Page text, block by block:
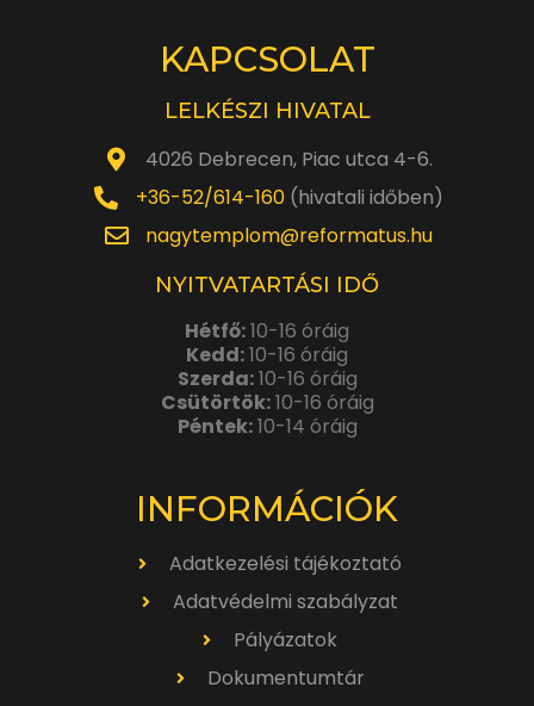
KAPCSOLAT
LELKÉSZI HIVATAL
4026 Debrecen, Piac utca 4-6.
+36-52/614-160(hivatali időben)
nagytemplom@reformatus.hu
NYITVATARTÁSI IDŐ
Hétfő:10-16 óráig
Kedd:10-16 óráig
Szerda:10-16 óráig
Csütörtök:10-16 óráig
Péntek:10-14 óráig
INFORMÁCIÓK
Adatkezelési tájékoztató
Adatvédelmi szabályzat
Pályázatok
Dokumentumtár